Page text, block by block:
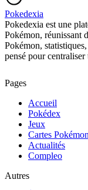
Pokedexia
Pokedexia est une
Pokémon, réunissant
Pokémon,
pensé pour
Pages
Accueil
Pokédex
Jeux
Cartes Pokémon
Actualités
Compleo
Autres